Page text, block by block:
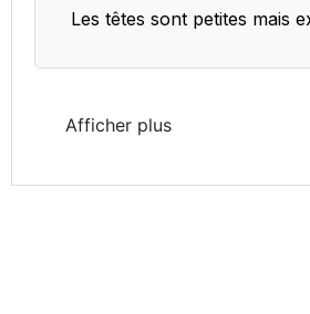
Les têtes sont petites mais
Afficher plus